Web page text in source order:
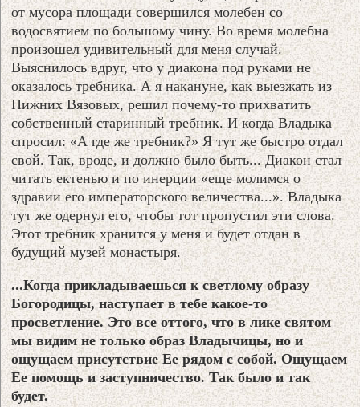
от мусора площади совершился молебен со
водосвятием по большому чину. Во время молебна
произошел удивительный для меня случай.
Выяснилось вдруг, что у диакона под руками не
оказалось требника. А я накануне, как выезжать из
Нижних Вязовых, решил почему-то прихватить
собственный старинный требник. И когда Владыка
спросил: «А где же требник?» Я тут же быстро отдал
свой. Так, вроде, и должно было быть... Диакон стал
читать ектенью и по инерции «еще молимся о
здравии его императорского величества...». Владыка
тут же одернул его, чтобы тот пропустил эти слова.
Этот требник хранится у меня и будет отдан в
будущий музей монастыря.
...Когда прикладываешься к светлому образу
Богородицы, наступает в тебе какое-то
просветление. Это все оттого, что в лике святом
мы видим не только образ Владычицы, но и
ощущаем присутствие Ее рядом с собой. Ощущаем
Ее помощь и заступничество. Так было и так
будет.